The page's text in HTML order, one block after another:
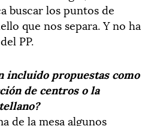
buscar los puntos de
que nos separa. Y no ha
PP.
incluido propuestas como
de centros o la
de la mesa algunos